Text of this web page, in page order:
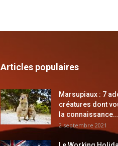
Articles populaires
Marsupiaux : 7
créatures dont
la connaissance...
2 septembre 2021